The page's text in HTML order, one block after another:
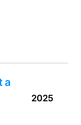
a
2025